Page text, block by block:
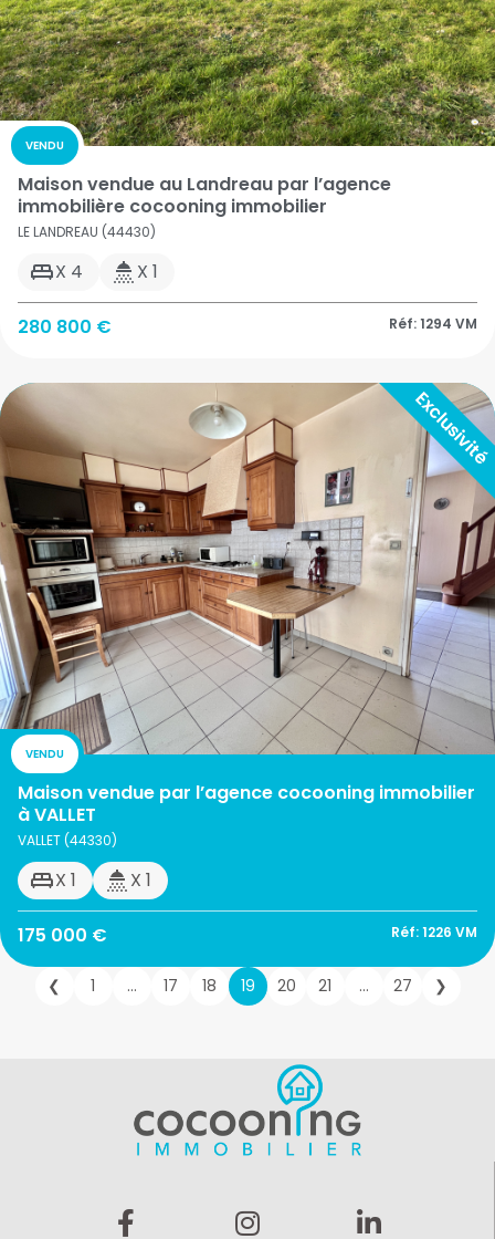
Maison vendue au Landreau par l’agence
immobilière cocooning immobilier
LE LANDREAU (44430)
X 4 X 1
280 800 € Réf: 1294 VM
VENDU
Maison vendue par l’agence cocooning immobilier
à VALLET
VALLET (44330)
X 1 X 1
175 000 € Réf: 1226 VM
VENDU
❮ 1 … 17 18 19 20 21 … 27 ❯